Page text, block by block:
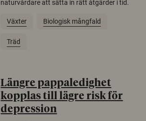
naturvårdare att sätta in rätt åtgärder i tid.
Växter Biologisk mångfald
Träd
Längre pappaledighet
kopplas till lägre risk för
depression